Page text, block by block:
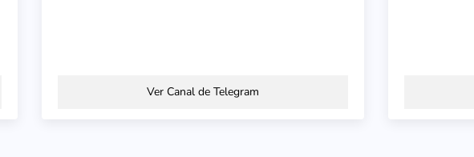
Ver Canal de Telegram